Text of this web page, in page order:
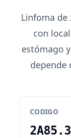
Linfoma
con
estómago
depende
CODIGO
2A85.3